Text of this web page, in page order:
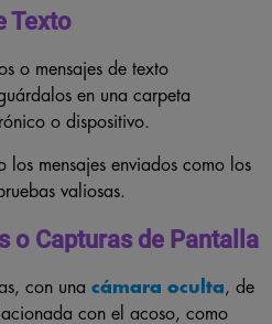
Texto
o mensajes de texto
en una carpeta
o dispositivo.
los mensajes enviados como los
valiosas.
o Capturas de Pantalla
con una cámara oculta, de
con el acoso, como